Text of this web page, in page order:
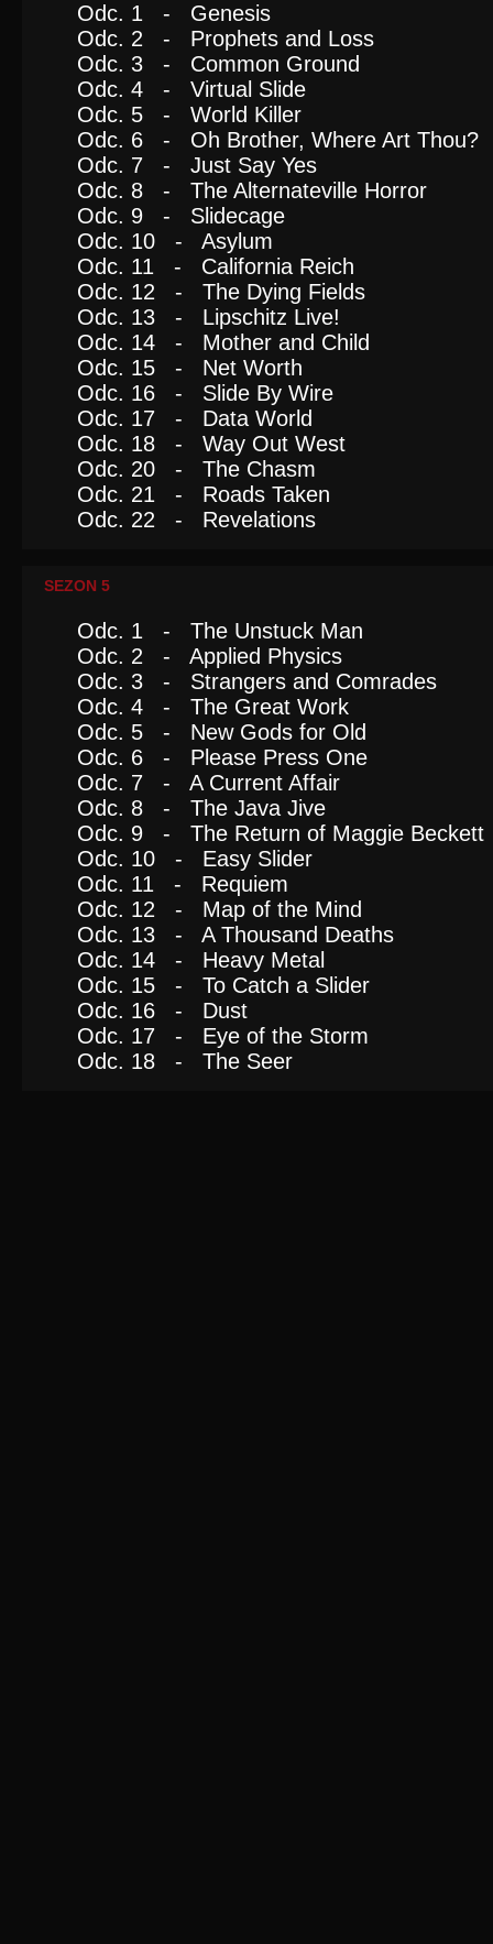
Odc. 1 - Genesis
Odc. 2 - Prophets and Loss
Odc. 3 - Common Ground
Odc. 4 - Virtual Slide
Odc. 5 - World Killer
Odc. 6 - Oh Brother, Where Art Thou?
Odc. 7 - Just Say Yes
Odc. 8 - The Alternateville Horror
Odc. 9 - Slidecage
Odc. 10 - Asylum
Odc. 11 - California Reich
Odc. 12 - The Dying Fields
Odc. 13 - Lipschitz Live!
Odc. 14 - Mother and Child
Odc. 15 - Net Worth
Odc. 16 - Slide By Wire
Odc. 17 - Data World
Odc. 18 - Way Out West
Odc. 20 - The Chasm
Odc. 21 - Roads Taken
Odc. 22 - Revelations
SEZON 5
Odc. 1 - The Unstuck Man
Odc. 2 - Applied Physics
Odc. 3 - Strangers and Comrades
Odc. 4 - The Great Work
Odc. 5 - New Gods for Old
Odc. 6 - Please Press One
Odc. 7 - A Current Affair
Odc. 8 - The Java Jive
Odc. 9 - The Return of Maggie Beckett
Odc. 10 - Easy Slider
Odc. 11 - Requiem
Odc. 12 - Map of the Mind
Odc. 13 - A Thousand Deaths
Odc. 14 - Heavy Metal
Odc. 15 - To Catch a Slider
Odc. 16 - Dust
Odc. 17 - Eye of the Storm
Odc. 18 - The Seer